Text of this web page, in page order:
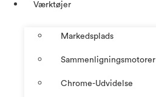
Værktøjer
Markedsplads
Sammenligningsmotorer
Chrome-Udvidelse